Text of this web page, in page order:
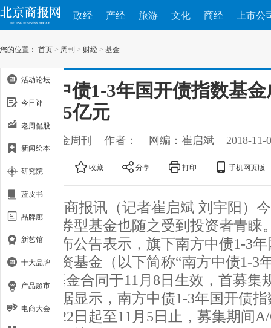
政经 产经 旅游 文化 商经 上市公
您的位置： 首页 > 周刊 > 财经 > 基金
南方中债1-3年国开债指数基
模超45亿元
出处：基金周刊 作者： 网编：崔启斌 2018-11-
大 中 收藏 分享 打印 手机网页版
北京商报讯（记者崔启斌 刘宇阳）
暖，债券型基金也随之受到投资者青睐
基金发布公告表示，旗下南方中债1-3
证券投资基金（以下简称“南方中债1-3
金”）基金合同于11月8日生效，首募集
公告数据显示，南方中债1-3年国开债
自10月22日起至11月5日止，募集期间
活动论坛
今日评
老周侃股
新闻绘本
研究院
蓝皮书
品牌廊
新艺馆
十大品牌
产品超市
电商大会